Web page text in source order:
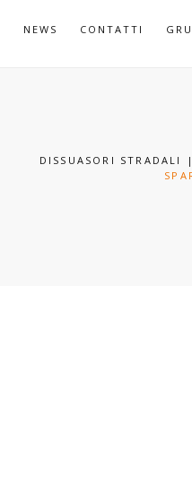
NEWS CONTATTI
DISSUASORI STRADALI